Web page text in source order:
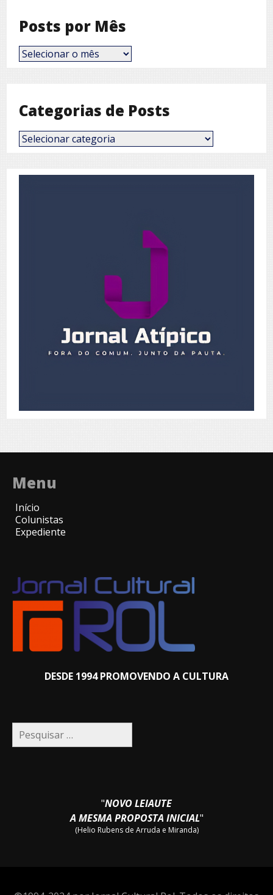
Posts por Mês
Posts
por
Categorias de Posts
Categorias
de
Menu
Início
Colunistas
Expediente
DESDE 1994 PROMOVENDO A CULTURA
Pesquisar
por:
"NOVO LEIAUTE
A MESMA PROPOSTA INICIAL"
(Helio Rubens de Arruda e Miranda)